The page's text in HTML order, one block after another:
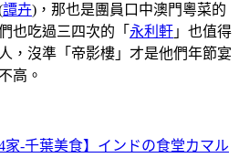
譚卉)，那也是團員口中澳門粵菜的
也吃過三四次的「 永利軒 」也值得
，沒準「帝影樓」才是他們年節宴
高。
家-千葉美食】インドの食堂カマル